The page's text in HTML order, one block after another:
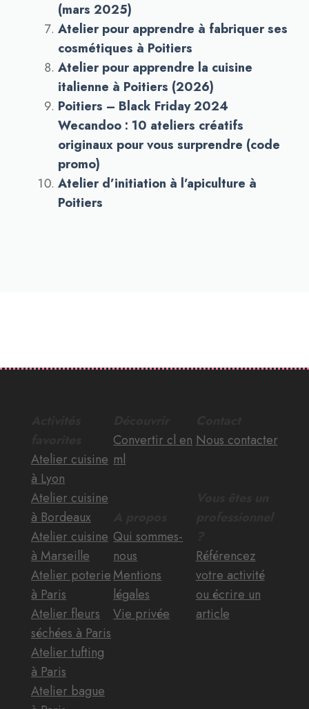
(mars 2025)
Atelier pour apprendre à fabriquer ses
cosmétiques à Poitiers
Atelier pour apprendre la cuisine
italienne à Poitiers (2026)
Poitiers – Black Friday 2024
Wecandoo : 10 ateliers créatifs
originaux pour vous surprendre (code
promo)
Atelier d’initiation à l’apiculture à
Poitiers
Atelier cuisine
à Lyon
Atelier cuisine
à Bordeaux
Atelier cuisine
à Marseille
Atelier poterie
à Paris
Atelier fleurs
séchées à Paris
Atelier tufting
à Paris
Atelier bague
Convertir cl en
ml
Qui sommes-
nous
Mentions
légales
Vie privée
Nous contacter
Référencez
votre activité
ou écrire un
article